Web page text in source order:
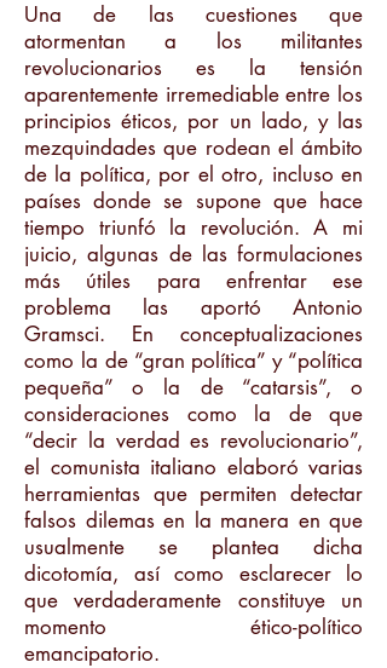
Una de las cuestiones que
atormentan a los militantes
revolucionarios es la tensión
aparentemente irremediable entre los
principios éticos, por un lado, y las
mezquindades que rodean el ámbito
de la política, por el otro, incluso en
países donde se supone que hace
tiempo triunfó la revolución. A mi
juicio, algunas de las formulaciones
más útiles para enfrentar ese
problema las aportó Antonio
Gramsci. En conceptualizaciones
como la de “gran política” y “política
pequeña” o la de “catarsis”, o
consideraciones como la de que
“decir la verdad es revolucionario”,
el comunista italiano elaboró varias
herramientas que permiten detectar
falsos dilemas en la manera en que
usualmente se plantea dicha
dicotomía, así como esclarecer lo
que verdaderamente constituye un
momento ético-político
emancipatorio.